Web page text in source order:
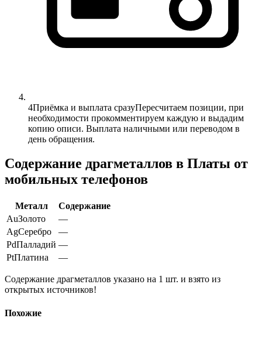
4Приёмка и выплата сразуПересчитаем позиции, при
необходимости прокомментируем каждую и выдадим
копию описи. Выплата наличными или переводом в
день обращения.
Содержание драгметаллов в Платы от
мобильных телефонов
Металл
Содержание
AuЗолото
—
AgСеребро
—
PdПалладий —
PtПлатина —
Содержание драгметаллов указано на 1 шт. и взято из
открытых источников!
Похожие